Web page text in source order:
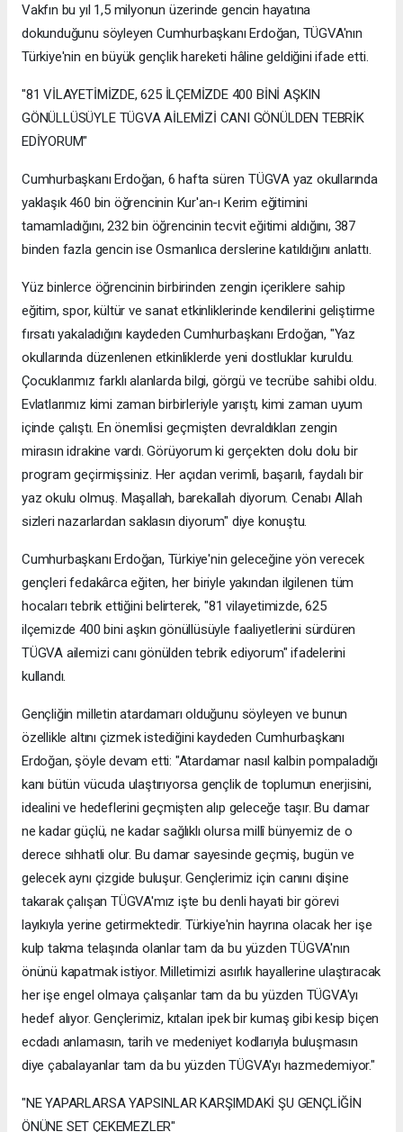
Vakfın bu yıl 1,5 milyonun üzerinde gencin hayatına
dokunduğunu söyleyen Cumhurbaşkanı Erdoğan, TÜGVA'nın
Türkiye'nin en büyük gençlik hareketi hâline geldiğini ifade etti.
"81 VİLAYETİMİZDE, 625 İLÇEMİZDE 400 BİNİ AŞKIN
GÖNÜLLÜSÜYLE TÜGVA AİLEMİZİ CANI GÖNÜLDEN TEBRİK
EDİYORUM"
Cumhurbaşkanı Erdoğan, 6 hafta süren TÜGVA yaz okullarında
yaklaşık 460 bin öğrencinin Kur'an-ı Kerim eğitimini
tamamladığını, 232 bin öğrencinin tecvit eğitimi aldığını, 387
binden fazla gencin ise Osmanlıca derslerine katıldığını anlattı.
Yüz binlerce öğrencinin birbirinden zengin içeriklere sahip
eğitim, spor, kültür ve sanat etkinliklerinde kendilerini geliştirme
fırsatı yakaladığını kaydeden Cumhurbaşkanı Erdoğan, "Yaz
okullarında düzenlenen etkinliklerde yeni dostluklar kuruldu.
Çocuklarımız farklı alanlarda bilgi, görgü ve tecrübe sahibi oldu.
Evlatlarımız kimi zaman birbirleriyle yarıştı, kimi zaman uyum
içinde çalıştı. En önemlisi geçmişten devraldıkları zengin
mirasın idrakine vardı. Görüyorum ki gerçekten dolu dolu bir
program geçirmişsiniz. Her açıdan verimli, başarılı, faydalı bir
yaz okulu olmuş. Maşallah, barekallah diyorum. Cenabı Allah
sizleri nazarlardan saklasın diyorum" diye konuştu.
Cumhurbaşkanı Erdoğan, Türkiye'nin geleceğine yön verecek
gençleri fedakârca eğiten, her biriyle yakından ilgilenen tüm
hocaları tebrik ettiğini belirterek, "81 vilayetimizde, 625
ilçemizde 400 bini aşkın gönüllüsüyle faaliyetlerini sürdüren
TÜGVA ailemizi canı gönülden tebrik ediyorum" ifadelerini
kullandı.
Gençliğin milletin atardamarı olduğunu söyleyen ve bunun
özellikle altını çizmek istediğini kaydeden Cumhurbaşkanı
Erdoğan, şöyle devam etti: "Atardamar nasıl kalbin pompaladığı
kanı bütün vücuda ulaştırıyorsa gençlik de toplumun enerjisini,
idealini ve hedeflerini geçmişten alıp geleceğe taşır. Bu damar
ne kadar güçlü, ne kadar sağlıklı olursa millî bünyemiz de o
derece sıhhatli olur. Bu damar sayesinde geçmiş, bugün ve
gelecek aynı çizgide buluşur. Gençlerimiz için canını dişine
takarak çalışan TÜGVA'mız işte bu denli hayati bir görevi
layıkıyla yerine getirmektedir. Türkiye'nin hayrına olacak her işe
kulp takma telaşında olanlar tam da bu yüzden TÜGVA'nın
önünü kapatmak istiyor. Milletimizi asırlık hayallerine ulaştıracak
her işe engel olmaya çalışanlar tam da bu yüzden TÜGVA'yı
hedef alıyor. Gençlerimiz, kıtaları ipek bir kumaş gibi kesip biçen
ecdadı anlamasın, tarih ve medeniyet kodlarıyla buluşmasın
diye çabalayanlar tam da bu yüzden TÜGVA'yı hazmedemiyor."
"NE YAPARLARSA YAPSINLAR KARŞIMDAKİ ŞU GENÇLİĞİN
ÖNÜNE SET ÇEKEMEZLER"